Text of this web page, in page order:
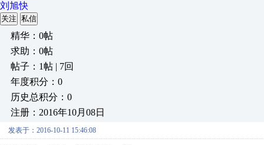
刘旭快
关注 私信
精华：0帖
求助：0帖
帖子：1帖 | 7回
年度积分：0
历史总积分：0
注册：2016年10月08日
发表于：2016-10-11 15:46:08